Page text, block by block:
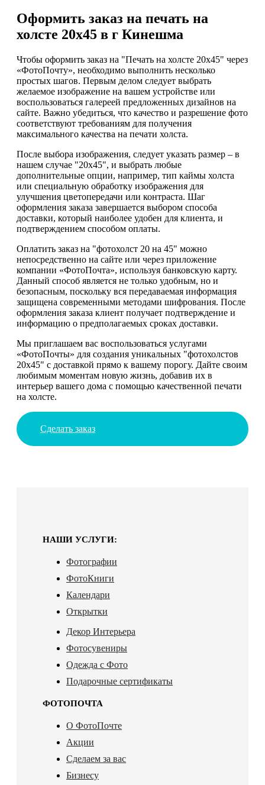
Оформить заказ на печать на
холсте 20х45 в г Кинешма
Чтобы оформить заказ на "Печать на холсте 20х45" через
«ФотоПочту», необходимо выполнить несколько
простых шагов. Первым делом следует выбрать
желаемое изображение на вашем устройстве или
воспользоваться галереей предложенных дизайнов на
сайте. Важно убедиться, что качество и разрешение фото
соответствуют требованиям для получения
максимального качества на печати холста.
После выбора изображения, следует указать размер – в
нашем случае "20х45", и выбрать любые
дополнительные опции, например, тип каймы холста
или специальную обработку изображения для
улучшения цветопередачи или контраста. Шаг
оформления заказа завершается выбором способа
доставки, который наиболее удобен для клиента, и
подтверждением способом оплаты.
Оплатить заказ на "фотохолст 20 на 45" можно
непосредственно на сайте или через приложение
компании «ФотоПочта», используя банковскую карту.
Данный способ является не только удобным, но и
безопасным, поскольку вся передаваемая информация
защищена современными методами шифрования. После
оформления заказа клиент получает подтверждение и
информацию о предполагаемых сроках доставки.
Мы приглашаем вас воспользоваться услугами
«ФотоПочты» для создания уникальных "фотохолстов
20х45" с доставкой прямо к вашему порогу. Дайте своим
любимым моментам новую жизнь, добавив их в
интерьер вашего дома с помощью качественной печати
на холсте.
Сделать заказ
НАШИ УСЛУГИ:
Фотографии
ФотоКниги
Календари
Открытки
Декор Интерьера
Фотосувениры
Одежда с Фото
Подарочные сертификаты
ФОТОПОЧТА
О ФотоПочте
Акции
Сделаем за вас
Бизнесу